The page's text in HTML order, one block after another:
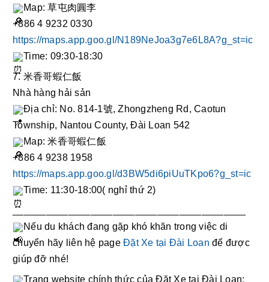
Map: 草屯肉圓李
+886 4 9232 0330
https://maps.app.goo.gl/N189NeJoa3g7e6L8A?g_st=ic
Time: 09:30-18:30
7. 米香哥蝦仁飯
Nhà hàng hải sản
Địa chỉ: No. 814-1號, Zhongzheng Rd, Caotun
Township, Nantou County, Đài Loan 542
Map: 米香哥蝦仁飯
+886 4 9238 1958
https://maps.app.goo.gl/d3BW5di6piUuTKpo6?g_st=ic
Time: 11:30-18:00( nghỉ thứ 2)
__________________________________________
Nếu du khách đang gặp khó khăn trong việc di
chuyển hãy liên hệ page Đặt Xe tại Đài Loan để được
giúp đỡ nhé!